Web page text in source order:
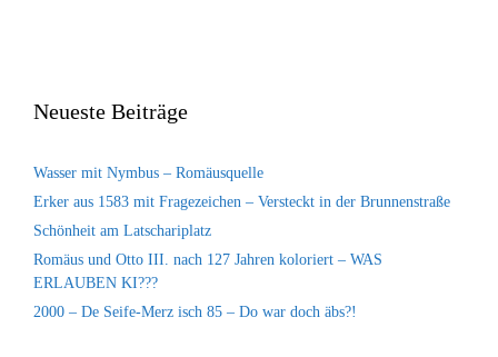
Neueste Beiträge
Wasser mit Nymbus – Romäusquelle
Erker aus 1583 mit Fragezeichen – Versteckt in der Brunnenstraße
Schönheit am Latschariplatz
Romäus und Otto III. nach 127 Jahren koloriert – WAS
ERLAUBEN KI???
2000 – De Seife-Merz isch 85 – Do war doch äbs?!